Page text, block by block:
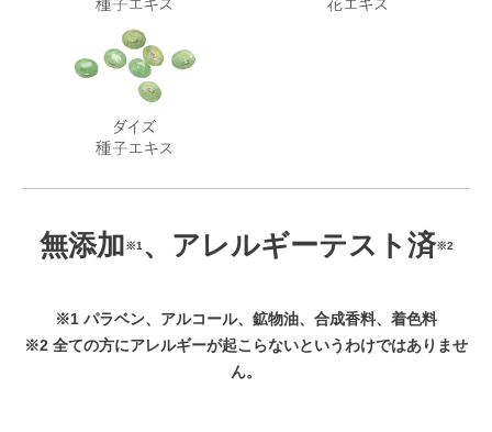
無添加※1、アレルギーテスト済※2
※1 パラベン、アルコール、鉱物油、合成香料、着色料
※2 全ての方にアレルギーが起こらないというわけではありませ
ん。